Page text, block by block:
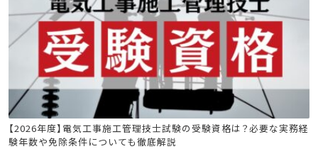
電気工事施工管理技士
【2026年度】電気工事施工管理技士試験の受験資格は？必要な実務経
験年数や免除条件についても徹底解説